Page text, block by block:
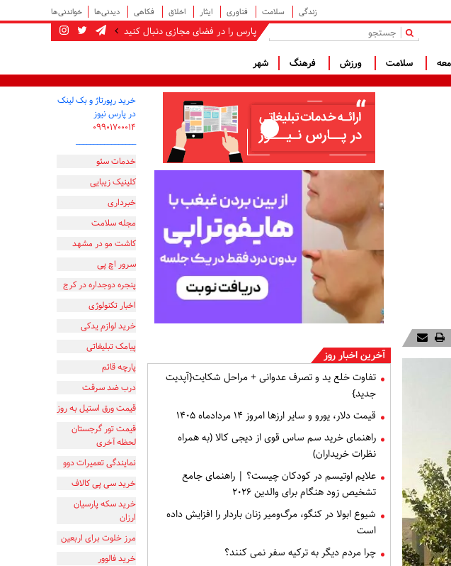
زندگی سلامت فناوری ایثار اخلاق فکاهی دیدنی‌ها خواندنی‌ها
پارس را در فضای مجازی دنبال کنید |
سلامت ورزش فرهنگ شهر
آخرین اخبار روز
تفاوت خلع ید و تصرف عدوانی + مراحل شکایت{آپدیت
جدید}
قیمت دلار، یورو و سایر ارزها امروز ۱۴ مردادماه ۱۴۰۵
راهنمای خرید سم ساس قوی از دیجی کالا (به همراه
نظرات خریداران)
علایم اوتیسم در کودکان چیست؟ | راهنمای جامع
تشخیص زود هنگام برای والدین ۲۰۲۶
شیوع ابولا در کنگو، مرگ‌ومیر زنان باردار را افزایش داده
است
چرا مردم دیگر به ترکیه سفر نمی کنند؟
خرید رپورتاژ و بک لینک
در پارس نیوز
۰۹۹۰۱۷۰۰۰۱۴
_________________
خدمات سئو
کلینیک زیبایی
خبرداری
مجله سلامت
کاشت مو در مشهد
سرور اچ پی
پنجره دوجداره در کرج
اخبار تکنولوژی
خرید لوازم یدکی
پیامک تبلیغاتی
پارچه قائم
درب ضد سرقت
قیمت ورق استیل به روز
قیمت تور گرجستان
لحظه آخری
نمایندگی تعمیرات دوو
خرید سی پی کالاف
خرید سکه پارسیان
ارزان
مرز خلوت برای اربعین
خرید فالوور